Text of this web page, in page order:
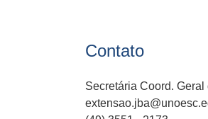
Contato
Secretária Coord.